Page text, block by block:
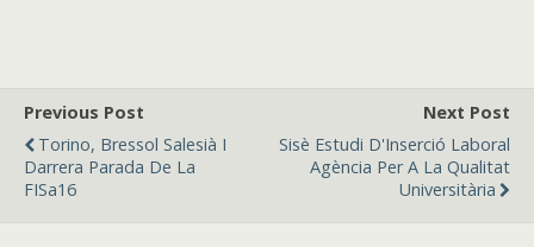
Previous Post
Torino, Bressol Salesià I
Darrera Parada De La
FISa16
Next Post
Sisè Estudi D'Inserció Laboral
Agència Per A La Qualitat
Universitària